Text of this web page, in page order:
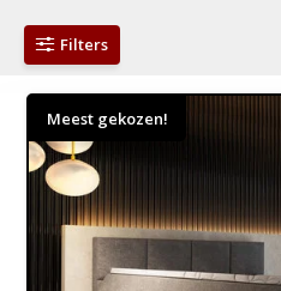
Filters
Meest gekozen!